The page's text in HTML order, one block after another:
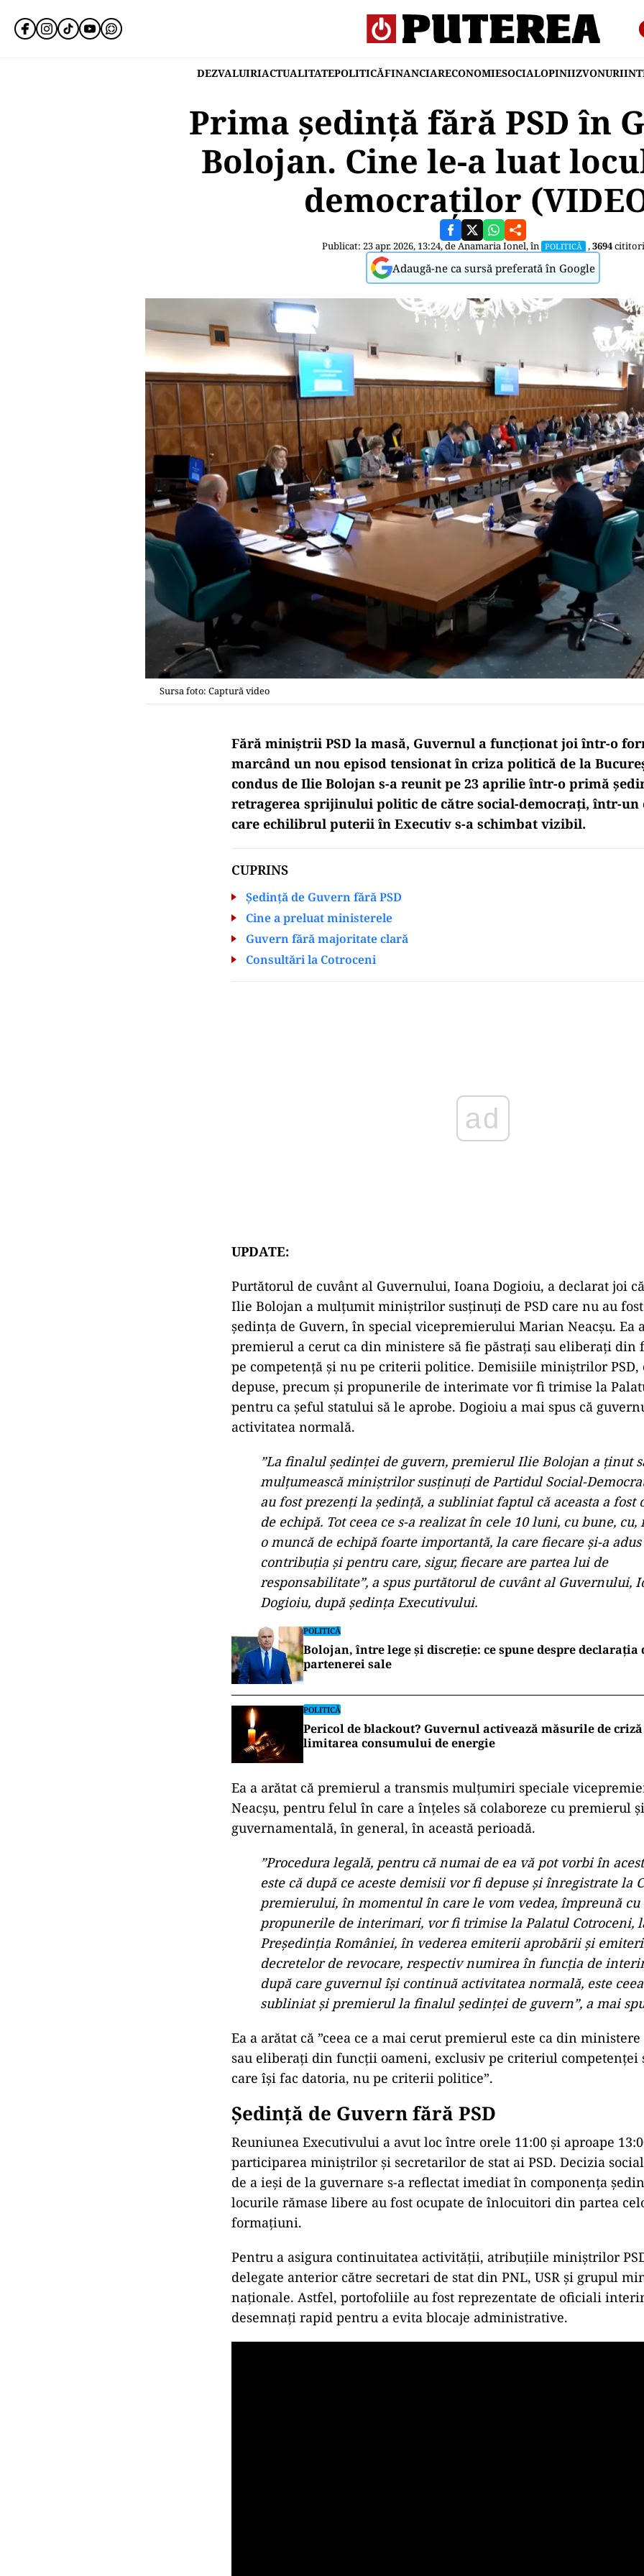
DEZVALUIRIACTUALITATEPOLITICĂFINANCIARECONOMIESOCIALOPINIIZVONURI
Prima ședință fără PSD în
Bolojan. Cine le-a luat
democraţilor
Publicat: 23 apr. 2026, 13:24, deAnamaria Ionel, în POLITICĂ ,3694cititori
Adaugă-ne ca sursă preferată în Google
Sursa foto: Captură video
Fără miniștrii PSD la masă, Guvernul a funcționat joi într-o
marcând un nou episod tensionat în criza politică de la
condus de Ilie Bolojan s-a reunit pe 23 aprilie într-o primă
retragerea sprijinului politic de către social-democrați, într-un
care echilibrul puterii în Executiv s-a schimbat vizibil.
CUPRINS
Ședință de Guvern fără PSD
Cine a preluat ministerele
Guvern fără majoritate clară
Consultări la Cotroceni
UPDATE:
Purtătorul de cuvânt al Guvernului, Ioana Dogioiu, a declarat joi
Ilie Bolojan a mulţumit miniştrilor susţinuţi de PSD care nu au
şedinţa de Guvern, în special vicepremierului Marian Neacşu. Ea
premierul a cerut ca din ministere să fie păstraţi sau eliberaţi din
pe competenţă şi nu pe criterii politice. Demisiile miniştrilor PSD,
depuse, precum şi propunerile de interimate vor fi trimise la
pentru ca şeful statului să le aprobe. Dogioiu a mai spus că
activitatea normală.
”La finalul şedinţei de guvern, premierul Ilie Bolojan a ţinut
mulţumească miniştrilor susţinuţi de Partidul Social-
au fost prezenţi la şedinţă, a subliniat faptul că aceasta a fost
de echipă. Tot ceea ce s-a realizat în cele 10 luni, cu bune, cu,
o muncă de echipă foarte importantă, la care fiecare şi-a adus
contribuţia şi pentru care, sigur, fiecare are partea lui de
responsabilitate”, a spus purtătorul de cuvânt al Guvernului,
Dogioiu, după şedinţa Executivului.
POLITICĂ
Bolojan, între lege și discreție: ce spune despre declarația
partenerei sale
POLITICĂ
Pericol de blackout? Guvernul activează măsurile de
limitarea consumului de energie
Ea a arătat că premierul a transmis mulţumiri speciale
Neacşu, pentru felul în care a înţeles să colaboreze cu premierul
guvernamentală, în general, în această perioadă.
”Procedura legală, pentru că numai de ea vă pot vorbi în
este că după ce aceste demisii vor fi depuse şi înregistrate la
premierului, în momentul în care le vom vedea, împreună cu
propunerile de interimari, vor fi trimise la Palatul Cotroceni,
Preşedinţia României, în vederea emiterii aprobării şi
decretelor de revocare, respectiv numirea în funcţia de
după care guvernul îşi continuă activitatea normală, este
subliniat şi premierul la finalul şedinţei de guvern”, a mai
Ea a arătat că ”ceea ce a mai cerut premierul este ca din
sau eliberaţi din funcţii oameni, exclusiv pe criteriul
care îşi fac datoria, nu pe criterii politice”.
Ședință de Guvern fără PSD
Reuniunea Executivului a avut loc între orele 11:00 și aproape
participarea miniștrilor și secretarilor de stat ai PSD. Decizia
de a ieși de la guvernare s-a reflectat imediat în componența
locurile rămase libere au fost ocupate de înlocuitori din partea
formațiuni.
Pentru a asigura continuitatea activității, atribuțiile miniștrilor
delegate anterior către secretari de stat din PNL, USR și grupul
naționale. Astfel, portofoliile au fost reprezentate de oficiali
desemnați rapid pentru a evita blocaje administrative.